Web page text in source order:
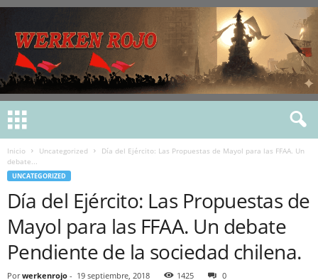
Inicio Uncategorized
Día del Ejército: Las Propuestas de Mayol para las FFAA. Un
debate...
UNCATEGORIZED
Día del Ejército: Las Propuestas de
Mayol para las FFAA. Un debate
Pendiente de la sociedad chilena.
Por werkenrojo - 19 septiembre, 2018 1425 0